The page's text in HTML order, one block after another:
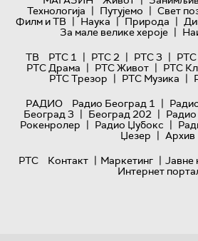
Технологијa | Путујемо | Свет
Филм и ТВ | Наука | Природа |
За мале велике хероје |
ТВ
РТС 1 | РТС 2 | РТС 3 | РТС
РТС Драма | РТС Живот | РТС
РТС Трезор | РТС Музика |
РАДИО
Радио Београд 1 |
Београд 3 | Београд 202 |
Рокенролер | Радио Џубокс |
Џезер | Архив
РТС
Контакт | Маркетинг | Јавне
Интернет